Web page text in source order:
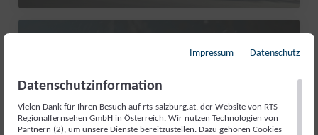
Impressum Datenschutz
Datenschutzinformation
Vielen Dank für Ihren Besuch auf rts-salzburg.at, der Website von RTS
Regionalfernsehen GmbH in Österreich. Wir nutzen Technologien von
Partnern (2), um unsere Dienste bereitzustellen. Dazu gehören Cookies